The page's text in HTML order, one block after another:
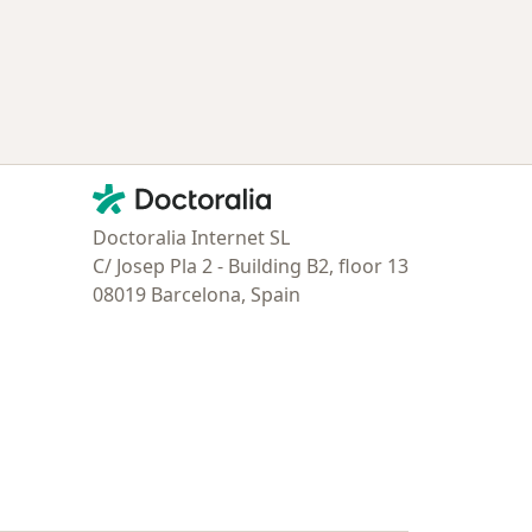
Contacto
Doctoralia - Página de inicio
Doctoralia Internet SL
C/ Josep Pla 2 - Building B2, floor 13
08019 Barcelona, Spain